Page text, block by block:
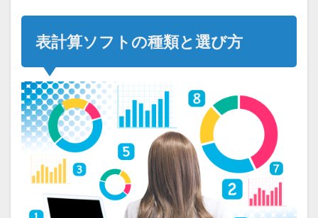
表計算ソフトの種類と選び方